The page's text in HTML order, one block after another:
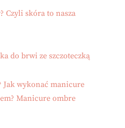
Czyli skóra to nasza
do brwi ze szczoteczką
Jak wykonać manicure
Manicure ombre